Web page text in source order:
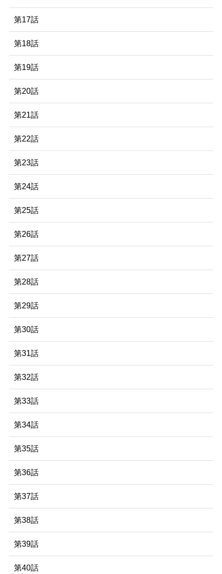
第17話
第18話
第19話
第20話
第21話
第22話
第23話
第24話
第25話
第26話
第27話
第28話
第29話
第30話
第31話
第32話
第33話
第34話
第35話
第36話
第37話
第38話
第39話
第40話